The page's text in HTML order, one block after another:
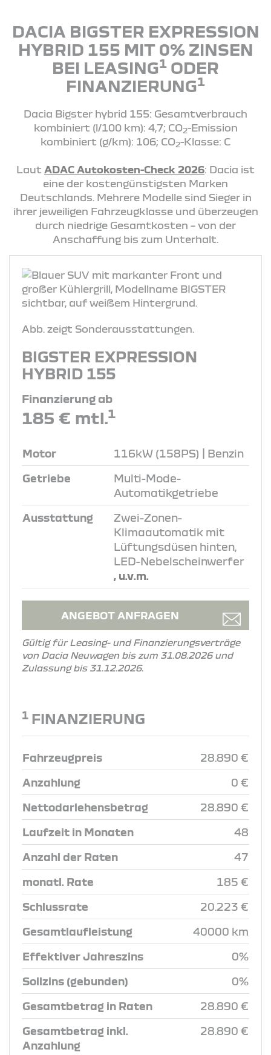
DACIA BIGSTER EXPRESSION
HYBRID 155 MIT 0% ZINSEN
BEI LEASING1 ODER
FINANZIERUNG1
Dacia Bigster hybrid 155: Gesamtverbrauch
kombiniert (l/100 km): 4,7; CO2-Emission
kombiniert (g/km): 106; CO2-Klasse: C
Laut ADAC Autokosten-Check 2026: Dacia ist
eine der kostengünstigsten Marken
Deutschlands. Mehrere Modelle sind Sieger in
ihrer jeweiligen Fahrzeugklasse und überzeugen
durch niedrige Gesamtkosten – von der
Anschaffung bis zum Unterhalt.
Abb. zeigt Sonderausstattungen.
BIGSTER EXPRESSION
HYBRID 155
Finanzierung ab
185 € mtl.1
Motor 116kW (158PS) | Benzin
Getriebe
Multi-Mode-
Automatikgetriebe
Ausstattung
Zwei-Zonen-
Klimaautomatik mit
Lüftungsdüsen hinten,
LED-Nebelscheinwerfer
, u.v.m.
ANGEBOT ANFRAGEN
Gültig für Leasing- und Finanzierungsverträge
von Dacia Neuwagen bis zum 31.08.2026 und
Zulassung bis 31.12.2026.
1 FINANZIERUNG
Fahrzeugpreis 28.890 €
Anzahlung 0 €
Nettodarlehensbetrag 28.890 €
Laufzeit in Monaten 48
Anzahl der Raten 47
monatl. Rate 185 €
Schlussrate 20.223 €
Gesamtlaufleistung 40000 km
Effektiver Jahreszins 0%
Sollzins (gebunden) 0%
Gesamtbetrag in Raten 28.890 €
Gesamtbetrag inkl.
Anzahlung
28.890 €